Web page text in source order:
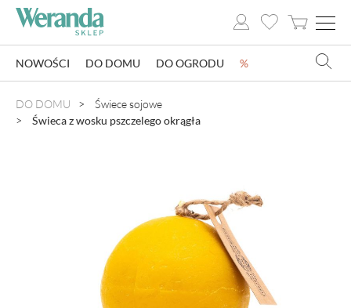
OZDOBY ŚWIĄTECZNE
NOWOŚCI DO DOMU DO OGRODU %
DO DOMU
Świece sojowe
Świeca z wosku pszczelego okrągła